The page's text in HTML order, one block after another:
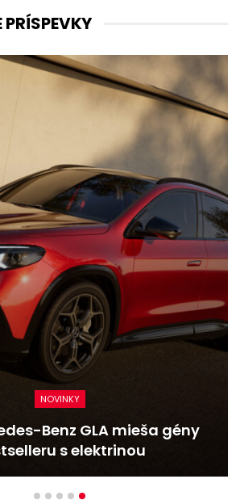
NOVINKY
Benz GLA mieša gény
s elektrinou